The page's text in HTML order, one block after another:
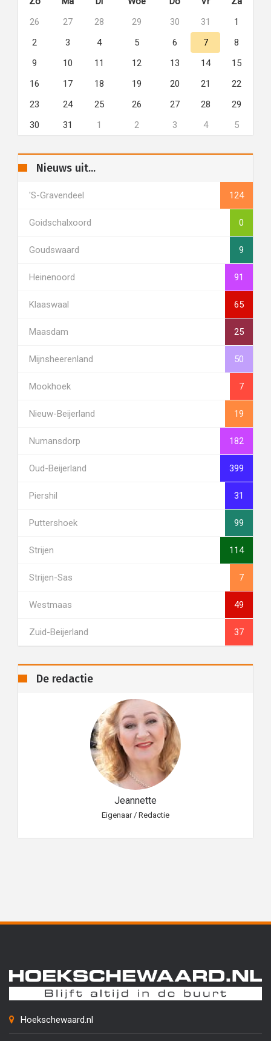
26
27 28 29 30 31
1
2
3 4 5 6 7
8
9
10 11 12 13 14
15
16
17 18 19 20 21
22
23
24 25 26 27 28
29
30
31 1 2 3 4 5
Nieuws uit...
's-Gravendeel 124
Goidschalxoord 0
Goudswaard 9
Heinenoord 91
Klaaswaal 65
Maasdam 25
Mijnsheerenland 50
Mookhoek 7
Nieuw-Beijerland 19
Numansdorp 182
Oud-Beijerland 399
Piershil 31
Puttershoek 99
Strijen 114
Strijen-Sas 7
Westmaas 49
Zuid-Beijerland 37
De redactie
Jeannette
Eigenaar / Redactie
Hoekschewaard.nl